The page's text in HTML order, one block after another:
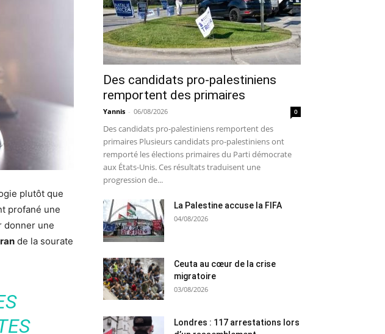
plutôt que
profané une
donner une
de la sourate
Des candidats pro-palestiniens
remportent des primaires
Yannis - 06/08/2026 0
Des candidats pro-palestiniens remportent des
primaires Plusieurs candidats pro-palestiniens ont
remporté les élections primaires du Parti démocrate
aux États-Unis. Ces résultats traduisent une
progression de...
La Palestine accuse la FIFA
04/08/2026
Ceuta au cœur de la crise
migratoire
03/08/2026
Londres : 117 arrestations lors